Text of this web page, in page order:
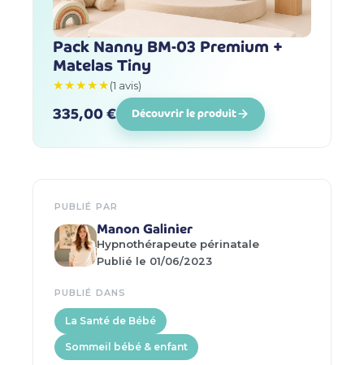
Pack Nanny BM-03 Premium +
Matelas Tiny
★★★★★(1 avis)
335,00 € Découvrir le produit
PUBLIÉ PAR
Manon Galinier
Hypnothérapeute périnatale
Publié le 01/06/2023
PUBLIÉ DANS
La Santé de Bébé
Sommeil bébé & enfant